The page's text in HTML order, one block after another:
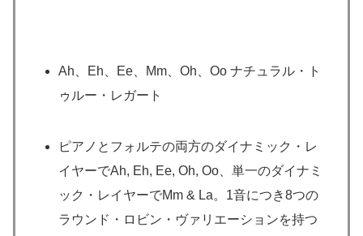
Ah、Eh、Ee、Mm、Oh、Oo ナチュラル・ト
ゥルー・レガート
ピアノとフォルテの両方のダイナミック・レ
イヤーでAh, Eh, Ee, Oh, Oo、単一のダイナミ
ック・レイヤーでMm & La。1音につき8つの
ラウンド・ロビン・ヴァリエーションを持つ